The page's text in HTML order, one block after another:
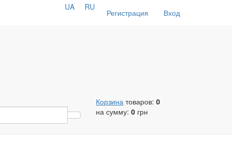
Регистрация Вход
UA RU
Корзина товаров: 0
на сумму: 0 грн